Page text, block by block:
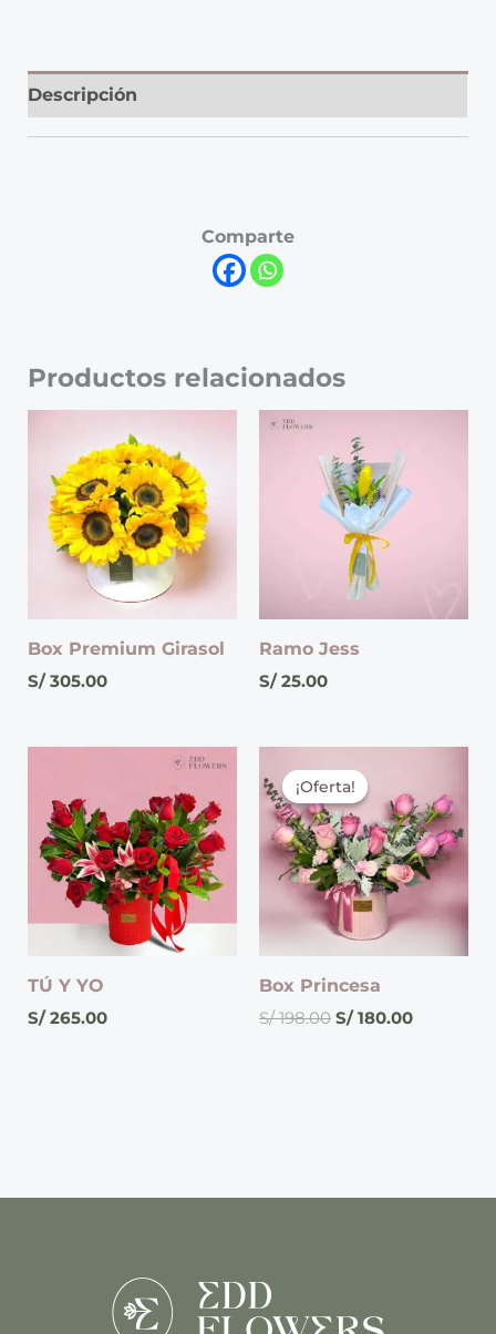
Descripción
Comparte
Productos relacionados
Box Premium Girasol
S/ 305.00
Ramo Jess
S/ 25.00
TÚ Y YO
S/265.00
¡Oferta!
¡Oferta!
Box Princesa
S/198.00
precio
original
era:
S/ 198.00.
S/180.00
actual
es:
S/ 180.00.